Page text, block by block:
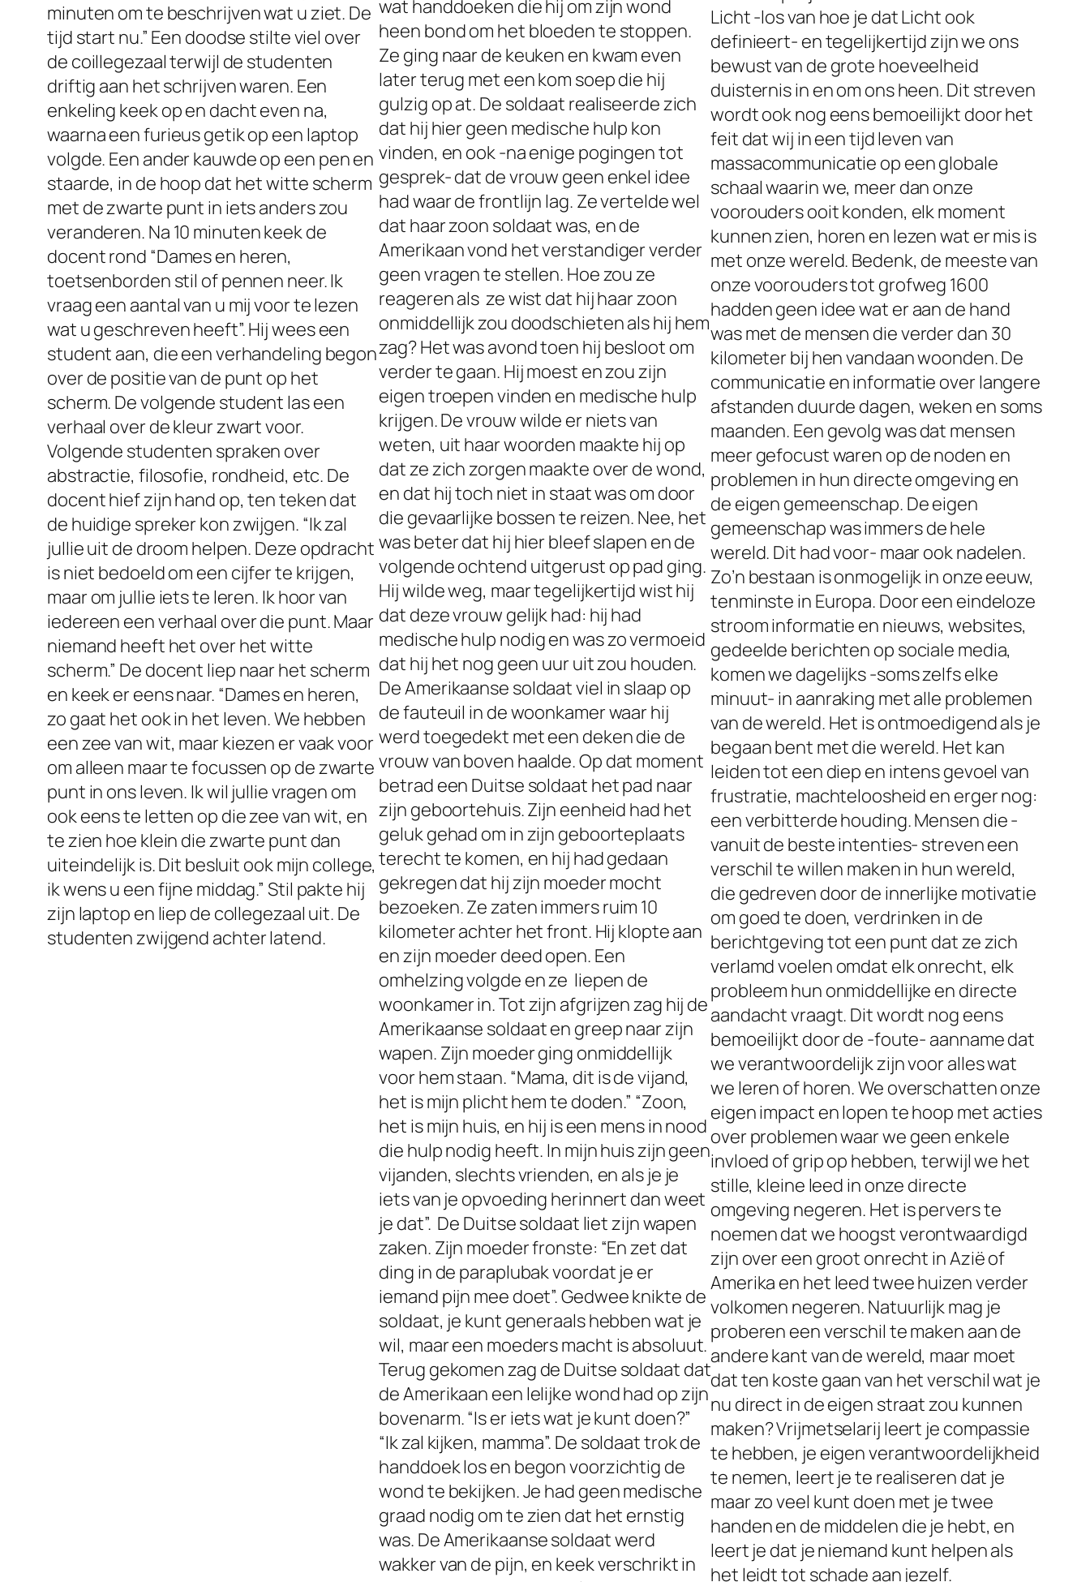
minuten om te beschrijven wat u ziet. De
tijd start nu.” Een doodse stilte viel over
de coillegezaal terwijl de studenten
driftig aan het schrijven waren. Een
enkeling keek op en dacht even na,
waarna een furieus getik op een laptop
volgde. Een ander kauwde op een pen en
staarde, in de hoop dat het witte scherm
met de zwarte punt in iets anders zou
veranderen. Na 10 minuten keek de
docent rond “Dames en heren,
toetsenborden stil of pennen neer. Ik
vraag een aantal van u mij voor te lezen
wat u geschreven heeft”. Hij wees een
student aan, die een verhandeling begon
over de positie van de punt op het
scherm. De volgende student las een
verhaal over de kleur zwart voor.
Volgende studenten spraken over
abstractie, filosofie, rondheid, etc. De
docent hief zijn hand op, ten teken dat
de huidige spreker kon zwijgen. “Ik zal
jullie uit de droom helpen. Deze opdracht
is niet bedoeld om een cijfer te krijgen,
maar om jullie iets te leren. Ik hoor van
iedereen een verhaal over die punt. Maar
niemand heeft het over het witte
scherm.” De docent liep naar het scherm
en keek er eens naar. “Dames en heren,
zo gaat het ook in het leven. We hebben
een zee van wit, maar kiezen er vaak voor
om alleen maar te focussen op de zwarte
punt in ons leven. Ik wil jullie vragen om
ook eens te letten op die zee van wit, en
te zien hoe klein die zwarte punt dan
uiteindelijk is. Dit besluit ook mijn college,
ik wens u een fijne middag.” Stil pakte hij
zijn laptop en liep de collegezaal uit. De
studenten zwijgend achter latend.
wat handdoeken die hij om zijn wond
heen bond om het bloeden te stoppen.
Ze ging naar de keuken en kwam even
later terug met een kom soep die hij
gulzig op at. De soldaat realiseerde zich
dat hij hier geen medische hulp kon
vinden, en ook -na enige pogingen tot
gesprek- dat de vrouw geen enkel idee
had waar de frontlijn lag. Ze vertelde wel
dat haar zoon soldaat was, en de
Amerikaan vond het verstandiger verder
geen vragen te stellen. Hoe zou ze
reageren als ze wist dat hij haar zoon
onmiddellijk zou doodschieten als hij hem
zag? Het was avond toen hij besloot om
verder te gaan. Hij moest en zou zijn
eigen troepen vinden en medische hulp
krijgen. De vrouw wilde er niets van
weten, uit haar woorden maakte hij op
dat ze zich zorgen maakte over de wond,
en dat hij toch niet in staat was om door
die gevaarlijke bossen te reizen. Nee, het
was beter dat hij hier bleef slapen en de
volgende ochtend uitgerust op pad ging.
Hij wilde weg, maar tegelijkertijd wist hij
dat deze vrouw gelijk had: hij had
medische hulp nodig en was zo vermoeid
dat hij het nog geen uur uit zou houden.
De Amerikaanse soldaat viel in slaap op
de fauteuil in de woonkamer waar hij
werd toegedekt met een deken die de
vrouw van boven haalde. Op dat moment
betrad een Duitse soldaat het pad naar
zijn geboortehuis. Zijn eenheid had het
geluk gehad om in zijn geboorteplaats
terecht te komen, en hij had gedaan
gekregen dat hij zijn moeder mocht
bezoeken. Ze zaten immers ruim 10
kilometer achter het front. Hij klopte aan
en zijn moeder deed open. Een
omhelzing volgde en ze liepen de
woonkamer in. Tot zijn afgrijzen zag hij de
Amerikaanse soldaat en greep naar zijn
wapen. Zijn moeder ging onmiddellijk
voor hem staan. “Mama, dit is de vijand,
het is mijn plicht hem te doden.” “Zoon,
het is mijn huis, en hij is een mens in nood
die hulp nodig heeft. In mijn huis zijn geen
vijanden, slechts vrienden, en als je je
iets van je opvoeding herinnert dan weet
je dat”. De Duitse soldaat liet zijn wapen
zaken. Zijn moeder fronste: “En zet dat
ding in de paraplubak voordat je er
iemand pijn mee doet”. Gedwee knikte de
soldaat, je kunt generaals hebben wat je
wil, maar een moeders macht is absoluut.
Terug gekomen zag de Duitse soldaat dat
de Amerikaan een lelijke wond had op zijn
bovenarm. “Is er iets wat je kunt doen?”
“Ik zal kijken, mamma”. De soldaat trok de
handdoek los en begon voorzichtig de
wond te bekijken. Je had geen medische
graad nodig om te zien dat het ernstig
was. De Amerikaanse soldaat werd
wakker van de pijn, en keek verschrikt in
Licht -los van hoe je dat Licht ook
definieert- en tegelijkertijd zijn we ons
bewust van de grote hoeveelheid
duisternis in en om ons heen. Dit streven
wordt ook nog eens bemoeilijkt door het
feit dat wij in een tijd leven van
massacommunicatie op een globale
schaal waarin we, meer dan onze
voorouders ooit konden, elk moment
kunnen zien, horen en lezen wat er mis is
met onze wereld. Bedenk, de meeste van
onze voorouders tot grofweg 1600
hadden geen idee wat er aan de hand
was met de mensen die verder dan 30
kilometer bij hen vandaan woonden. De
communicatie en informatie over langere
afstanden duurde dagen, weken en soms
maanden. Een gevolg was dat mensen
meer gefocust waren op de noden en
problemen in hun directe omgeving en
de eigen gemeenschap. De eigen
gemeenschap was immers de hele
wereld. Dit had voor- maar ook nadelen.
Zo’n bestaan is onmogelijk in onze eeuw,
tenminste in Europa. Door een eindeloze
stroom informatie en nieuws, websites,
gedeelde berichten op sociale media,
komen we dagelijks -soms zelfs elke
minuut- in aanraking met alle problemen
van de wereld. Het is ontmoedigend als je
begaan bent met die wereld. Het kan
leiden tot een diep en intens gevoel van
frustratie, machteloosheid en erger nog:
een verbitterde houding. Mensen die -
vanuit de beste intenties- streven een
verschil te willen maken in hun wereld,
die gedreven door de innerlijke motivatie
om goed te doen, verdrinken in de
berichtgeving tot een punt dat ze zich
verlamd voelen omdat elk onrecht, elk
probleem hun onmiddellijke en directe
aandacht vraagt. Dit wordt nog eens
bemoeilijkt door de -foute- aanname dat
we verantwoordelijk zijn voor alles wat
we leren of horen. We overschatten onze
eigen impact en lopen te hoop met acties
over problemen waar we geen enkele
invloed of grip op hebben, terwijl we het
stille, kleine leed in onze directe
omgeving negeren. Het is pervers te
noemen dat we hoogst verontwaardigd
zijn over een groot onrecht in Azië of
Amerika en het leed twee huizen verder
volkomen negeren. Natuurlijk mag je
proberen een verschil te maken aan de
andere kant van de wereld, maar moet
dat ten koste gaan van het verschil wat je
nu direct in de eigen straat zou kunnen
maken? Vrijmetselarij leert je compassie
te hebben, je eigen verantwoordelijkheid
te nemen, leert je te realiseren dat je
maar zo veel kunt doen met je twee
handen en de middelen die je hebt, en
leert je dat je niemand kunt helpen als
het leidt tot schade aan jezelf.